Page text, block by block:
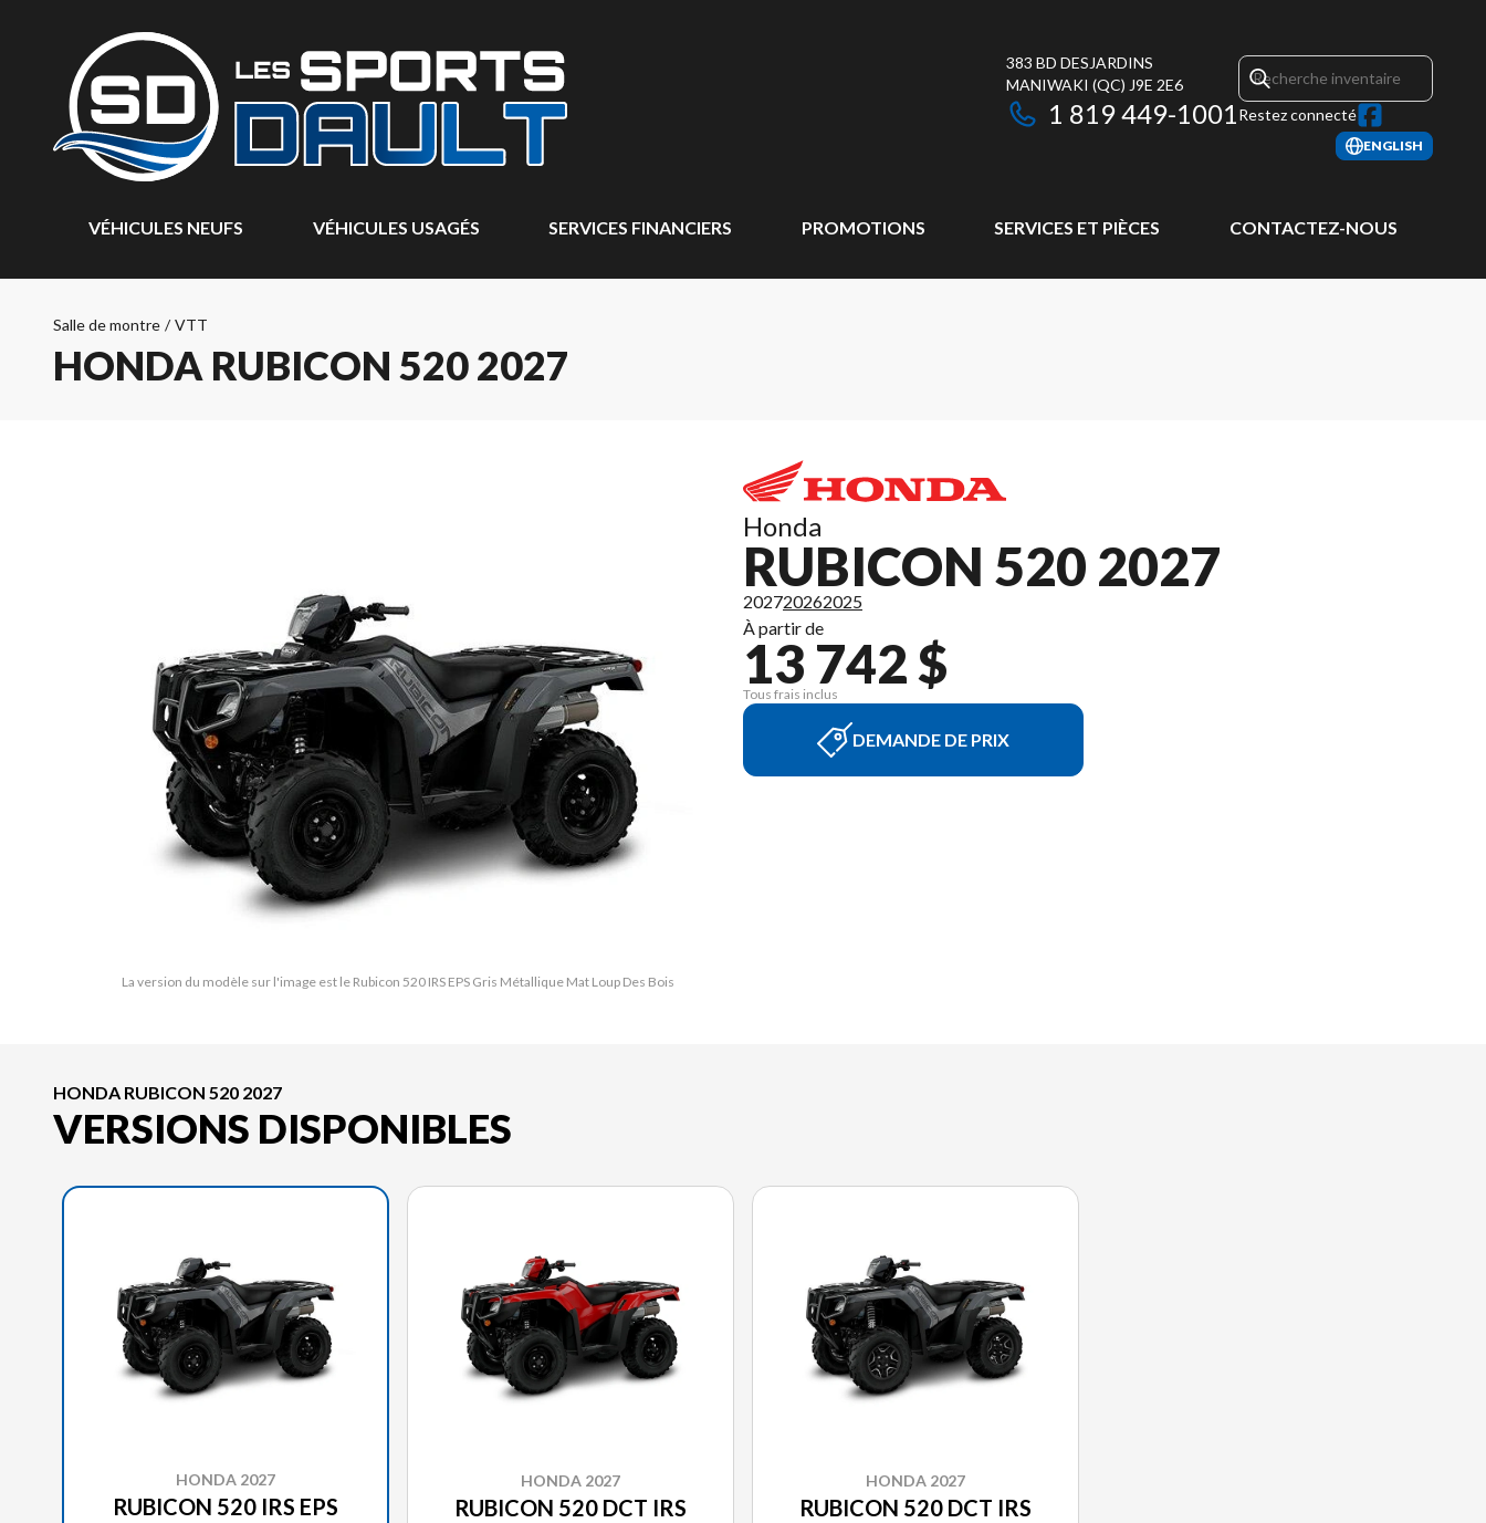
383 BD DESJARDINS
MANIWAKI (QC) J9E 2E6
1 819 449-1001Restez connecté
ENGLISH
VÉHICULES NEUFS VÉHICULES USAGÉS SERVICES FINANCIERS PROMOTIONS SERVICES ET PIÈCES CONTACTEZ-NOUS
Salle de montre / VTT
HONDA RUBICON 520 2027
La version du modèle sur l'image est le Rubicon 520 IRS EPS Gris Métallique Mat Loup Des Bois
Honda
RUBICON 520 2027
202720262025
À partir de
13 742 $
Tous frais inclus
DEMANDE DE PRIX
HONDA RUBICON 520 2027
VERSIONS DISPONIBLES
HONDA 2027
RUBICON 520 IRS EPS
HONDA 2027
RUBICON 520 DCT IRS
HONDA 2027
RUBICON 520 DCT IRS